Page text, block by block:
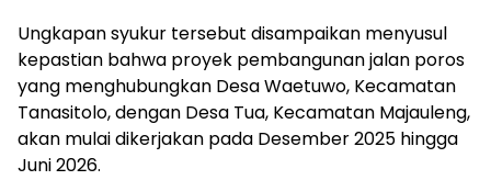
Ungkapan syukur tersebut disampaikan menyusul
kepastian bahwa proyek pembangunan jalan poros
yang menghubungkan Desa Waetuwo, Kecamatan
Tanasitolo, dengan Desa Tua, Kecamatan Majauleng,
akan mulai dikerjakan pada Desember 2025 hingga
Juni 2026.